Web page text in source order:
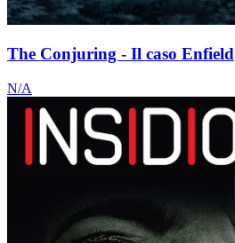
The Conjuring - Il caso Enfield
N/A